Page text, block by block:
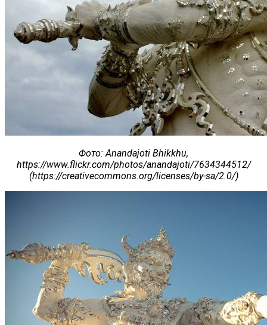
Фото: Anandajoti Bhikkhu,
https://www.flickr.com/photos/anandajoti/7634344512/
(https://creativecommons.org/licenses/by-sa/2.0/)